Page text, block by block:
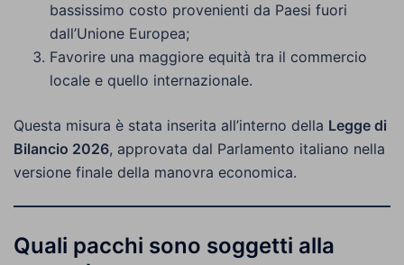
bassissimo costo provenienti da Paesi fuori
dall’Unione Europea;
Favorire una maggiore equità tra il commercio
locale e quello internazionale.
Questa misura è stata inserita all’interno della Legge di
Bilancio 2026, approvata dal Parlamento italiano nella
versione finale della manovra economica.
Quali pacchi sono soggetti alla